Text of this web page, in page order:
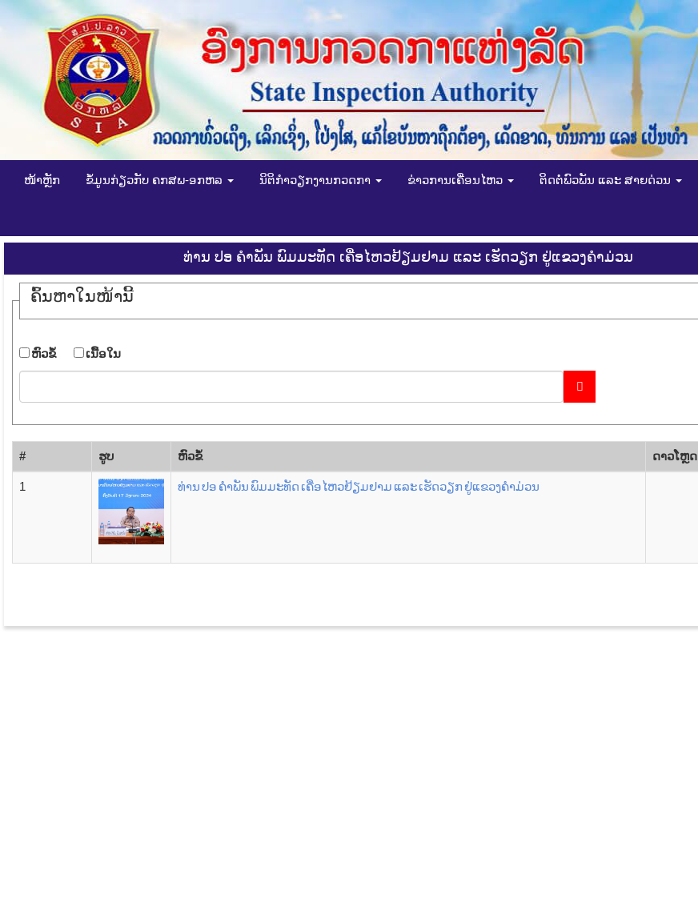
ໜ້າຫຼັກ ຂໍ້ມູນກ່ຽວກັບ ຄກສພ-ອກຫລ ນິຕິກໍາວຽກງານກວດກາ ຂ່າວການເຄື່ອນໄຫວ ຕິດຕໍ່ພົວພັນ ແລະ ສາຍດ່ວນ
ທ່ານ ປອ ຄໍາພັນ ພົມມະທັດ ເຄື່ອໄຫວຢ້ຽມຢາມ ແລະ ເຮັດວຽກ ຢູ່ແຂວງຄໍາມ່ວນ
ຄົ້ນ​ຫາ​ໃນ​ໜ້ານີ້
​ຫົວ​ຂໍ້ ​ເນື້ອ​ໃນ
# ຮູບ ​ຫົວ​ຂໍ້ ດາວ​ໂຫຼດ
1 ທ່ານ ປອ ຄໍາພັນ ພົມມະທັດ ເຄື່ອໄຫວຢ້ຽມຢາມ ແລະ ເຮັດວຽກ ຢູ່ແຂວງຄໍາມ່ວນ